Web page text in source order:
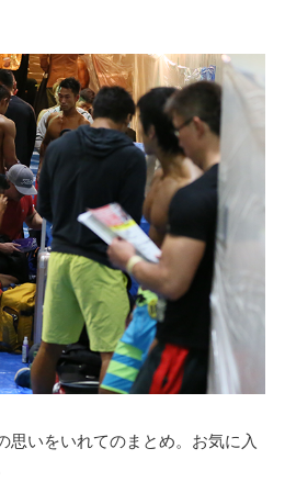
思いをいれてのまとめ。お気に入